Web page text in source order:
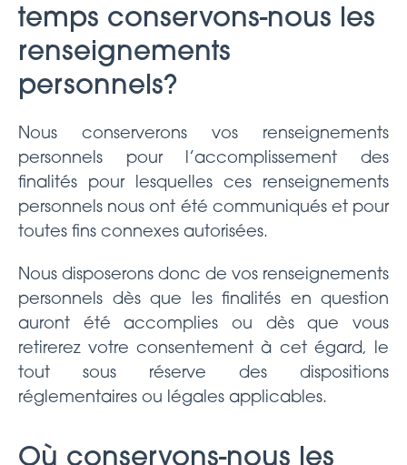
temps conservons-nous les
renseignements
personnels?
Nous conserverons vos renseignements
personnels pour l’accomplissement des
finalités pour lesquelles ces renseignements
personnels nous ont été communiqués et pour
toutes fins connexes autorisées.
Nous disposerons donc de vos renseignements
personnels dès que les finalités en question
auront été accomplies ou dès que vous
retirerez votre consentement à cet égard, le
tout sous réserve des dispositions
réglementaires ou légales applicables.
Où conservons-nous les